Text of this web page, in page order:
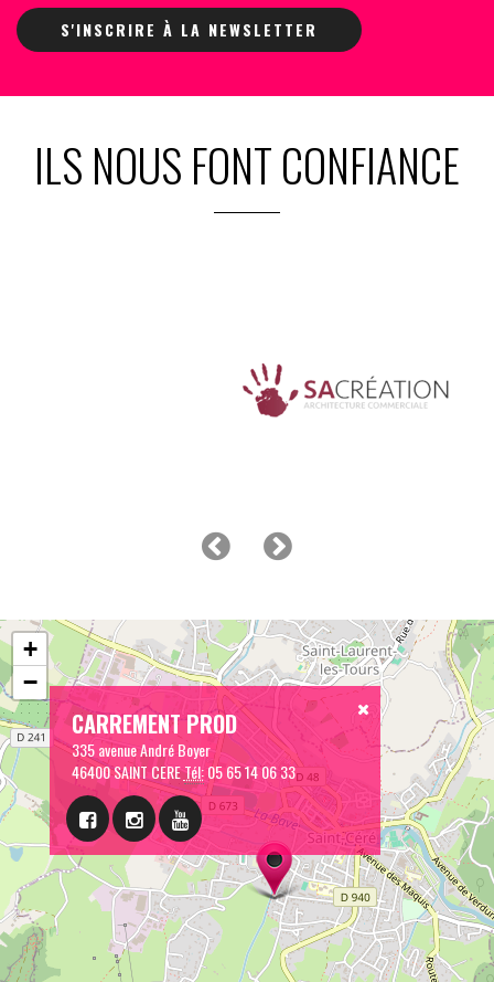
S'INSCRIRE À LA NEWSLETTER
ILS NOUS FONT CONFIANCE
CARREMENT PROD
335 avenue André Boyer
46400 SAINT CERETél:05 65 14 06 33
+
−